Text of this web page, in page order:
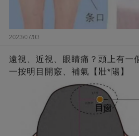
2023/07/03
遠視、近視、眼睛痛？頭上有一
一按明目開竅、補氣【壯*陽】